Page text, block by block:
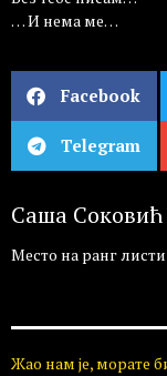
… И нема ме…
Facebook
Telegram
Саша Соковић
Место на ранг
Жао нам је, морате